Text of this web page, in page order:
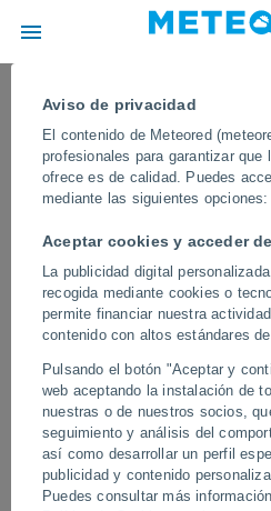
Aviso de privacidad
El contenido de Meteored
profesionales para garantizar que
ofrece es de calidad. Puedes
mediante las siguientes opciones:
Aceptar cookies y acceder
La publicidad digital
recogida mediante cookies o
permite financiar nuestra
contenido con altos estándares
Pulsando el botón "Aceptar y
web aceptando la instalación de
nuestras o de nuestros socios,
seguimiento y análisis del
así como desarrollar un perfil
publicidad y contenido
Puedes consultar más
Un espectacular
caos al sur de
Los expertos están investigando si
en la zona, que por suerte se
el tornado tocó tierra.